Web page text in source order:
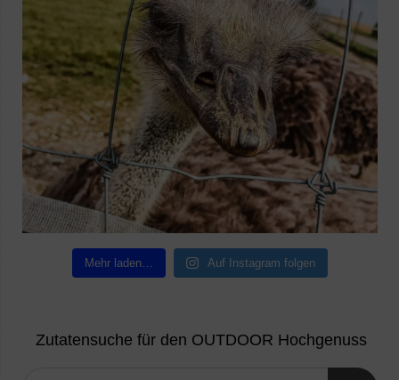
Mehr laden… Auf Instagram folgen
Zutatensuche für den OUTDOOR Hochgenuss